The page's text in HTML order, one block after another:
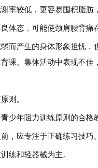
率较低，更容易囤积脂肪
体态，可能使颈肩腰背痛
而产生的身体形象担忧
课、集体活动中表现不佳
则。
少年阻力训练原则的合格
，应专注于正确练习技巧
练和轻器械为主。